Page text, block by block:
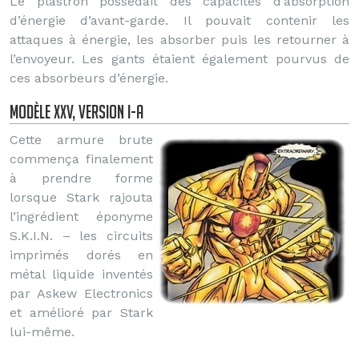
d’énergie d’avant-garde. Il pouvait contenir les
attaques à énergie, les absorber puis les retourner à
l’envoyeur. Les gants étaient également pourvus de
ces absorbeurs d’énergie.
Modèle XXV, Version I-A
Cette armure brute
commença finalement
à prendre forme
lorsque Stark rajouta
l’ingrédient éponyme
S.K.I.N. – les circuits
imprimés dorés en
métal liquide inventés
par Askew Electronics
et amélioré par Stark
lui-même.